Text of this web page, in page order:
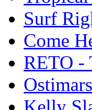
Surf
Come
RETO -
Ostimars